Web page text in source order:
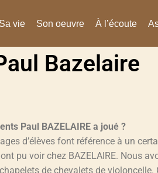
Sa vie Son oeuvre À l’écoute
Bazelaire
Paul BAZELAIRE a joué ?
d’élèves font référence à un
pu voir chez BAZELAIRE. Nous
de chevalets de